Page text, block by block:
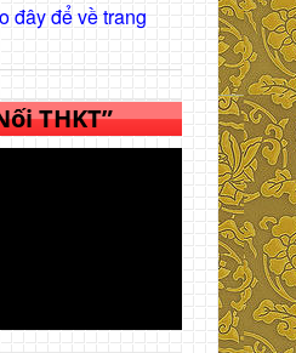
đây để về trang
THKT”